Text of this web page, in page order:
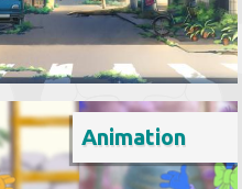
Animation